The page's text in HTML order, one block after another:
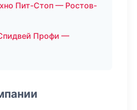
Пит-Стоп — Ростов-
Профи —